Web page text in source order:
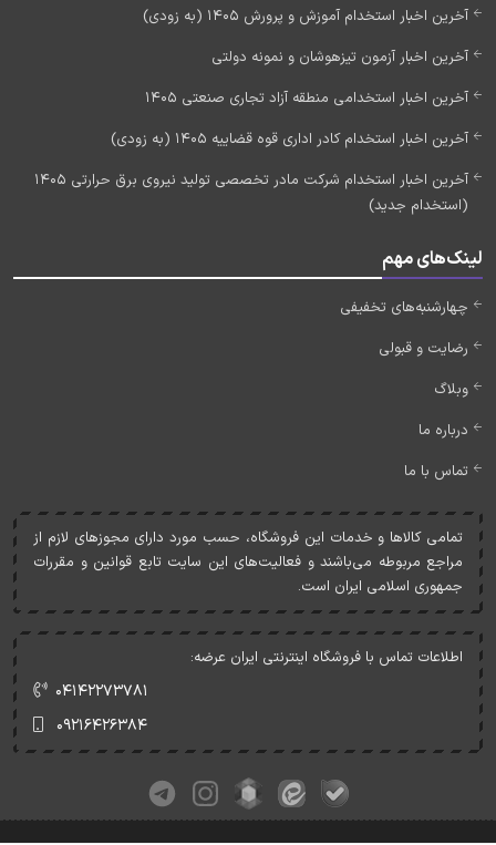
آخرین اخبار استخدام آموزش و پرورش 1405 (به زودی)
آخرین اخبار آزمون تیزهوشان و نمونه دولتی
آخرین اخبار استخدامی منطقه آزاد تجاری صنعتی 1405
آخرین اخبار استخدام کادر اداری قوه قضاییه 1405 (به زودی)
آخرین اخبار استخدام شرکت مادر تخصصی تولید نیروی برق حرارتی 1405
(استخدام جدید)
لینک‌های مهم
چهارشنبه‌های تخفیفی
رضایت و قبولی
وبلاگ
درباره ما
تماس با ما
تمامی کالاها و خدمات اين فروشگاه، حسب مورد دارای مجوزهای لازم از
مراجع مربوطه می‌باشند و فعاليت‌های اين سايت تابع قوانين و مقررات
جمهوری اسلامی ايران است.
اطلاعات تماس با فروشگاه اینترنتی ایران عرضه:
۰۴۱۴۲۲۷۳۷۸۱
۰۹۲۱۶۴۲۶۳۸۴